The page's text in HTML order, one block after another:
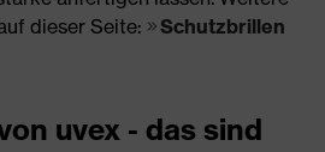
dieser Seite:
Schutzbrillen
uvex - das sind